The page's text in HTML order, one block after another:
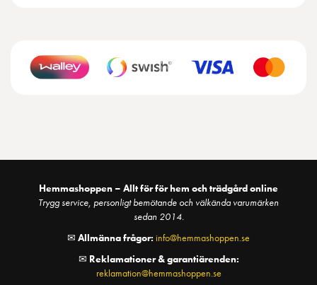
Hemmashoppen – Allt för för hem och trädgård online
Trygg service, personligt bemötande och välkända varumärken
sedan 2014.
✉ Allmänna frågor: info@hemmashoppen.se
✉ Reklamationer & garantiärenden:
reklamation@hemmashoppen.se